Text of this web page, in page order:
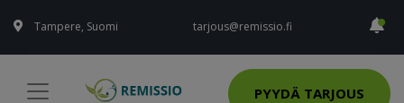
Tampere, Suomi tarjous@remissio.fi
PYYDÄ TARJOUS